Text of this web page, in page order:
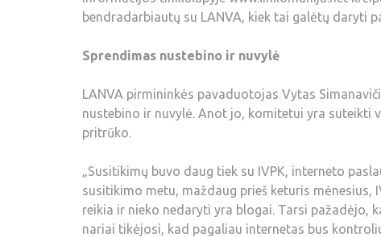
bendradarbiautų su LANVA, kiek tai galėtų daryti
Sprendimas nustebino ir nuvylė
LANVA pirmininkės pavaduotojas Vytas
nustebino ir nuvylė. Anot jo, komitetui yra suteikti
pritrūko.
„Susitikimų buvo daug tiek su IVPK, interneto
susitikimo metu, maždaug prieš keturis mėnesius,
reikia ir nieko nedaryti yra blogai. Tarsi pažadėjo,
nariai tikėjosi, kad pagaliau internetas bus